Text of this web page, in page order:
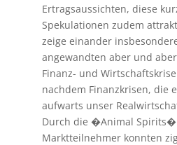
Ertragsaussichten, diese
Spekulationen zudem
zeige einander
angewandten aber und
Finanz- und
nachdem Finanzkrisen, die
aufwarts unser
Durch die �Animal
Marktteilnehmer konnten